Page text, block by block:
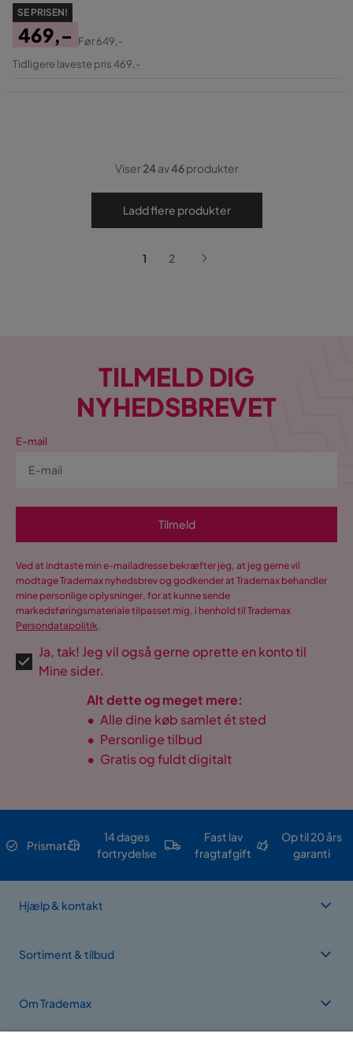
SE PRISEN!
Pris
469,-
Original
Før649,-
Tidligere laveste pris 469,-
Viser24av46produkter
Ladd flere produkter
1 2
TILMELD DIG
NYHEDSBREVET
E-mail
Tilmeld
Ved at indtaste min e-mailadresse bekræfter jeg, at jeg gerne vil
modtage Trademax nyhedsbrev og godkender at Trademax behandler
mine personlige oplysninger, for at kunne sende
markedsføringsmateriale tilpasset mig, i henhold til Trademax
Persondatapolitik.
Ja, tak! Jeg vil også gerne oprette en konto til
Mine sider.
Alt dette og meget mere:
• Alle dine køb samlet ét sted
• Personlige tilbud
• Gratis og fuldt digitalt
Prismatch
14 dages
fortrydelse
Fast lav
fragtafgift
Op til 20 års
garanti
Hjælp & kontakt
Sortiment & tilbud
Om Trademax